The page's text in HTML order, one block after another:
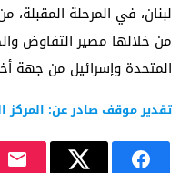
لبنان، في المرحلة المقبلة،
من خلالها مصير التفاوض
المتحدة وإسرائيل من جهة
تقدير موقف صادر عن: المركز